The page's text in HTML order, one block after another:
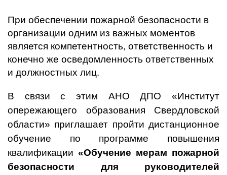
При обеспечении пожарной безопасности в
организации одним из важных моментов
является компетентность, ответственность и
конечно же осведомленность ответственных
и должностных лиц.
В связи с этим АНО ДПО «Институт
опережающего образования Свердловской
области» приглашает пройти дистанционное
обучение по программе повышения
квалификации «Обучение мерам пожарной
безопасности для руководителей